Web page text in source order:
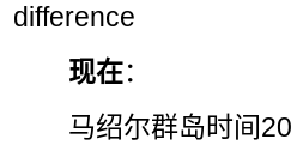
difference
现在：
马绍尔群岛时间